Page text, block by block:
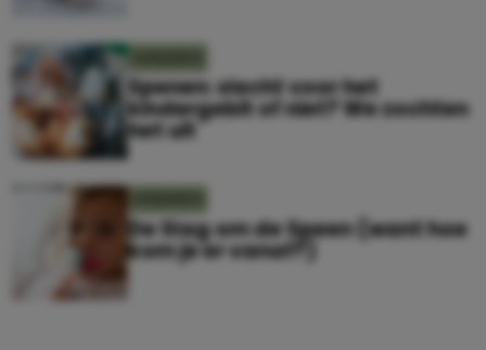
Spenen: slecht voor het
kindergebit of niet? We zochten
het uit
De Slag om de Speen (want hoe
kom je er vanaf?)